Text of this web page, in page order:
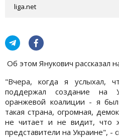
liga.net
Об этом Янукович рассказал
"Вчера, когда я услыхал,
поддержал создание на
оранжевой коалиции - я
такая страна, огромная,
не читает и не видит, что
представители на Украине", -